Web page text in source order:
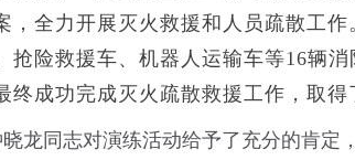
，全力开展灭火救援和人员疏散工
抢险救援车、机器人运输车等16辆
终成功完成灭火疏散救援工作，取得
龙同志对演练活动给予了充分的肯定